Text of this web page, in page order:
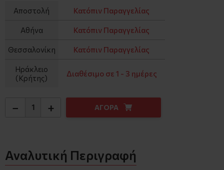
Αποστολή Κατόπιν Παραγγελίας
Αθήνα Κατόπιν Παραγγελίας
Θεσσαλονίκη Κατόπιν Παραγγελίας
Ηράκλειο
(Κρήτης)
Διαθέσιμο σε 1 - 3 ημέρες
− + ΑΓΟΡΑ
Αναλυτική Περιγραφή